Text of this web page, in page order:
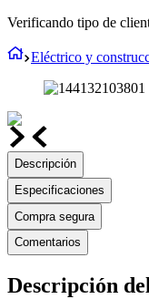
Verificando tipo de
Eléctrico y
Descripción
Especificaciones
Compra segura
Comentarios
Descripción